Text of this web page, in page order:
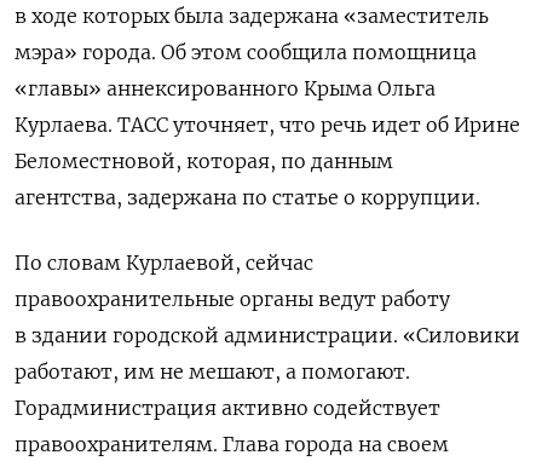
в ходе которых была задержана «заместитель
мэра» города. Об этом сообщила помощница
«главы» аннексированного Крыма Ольга
Курлаева. ТАСС уточняет, что речь идет об Ирине
Беломестновой, которая, по данным
агентства, задержана по статье о коррупции.
По словам Курлаевой, сейчас
правоохранительные органы ведут работу
в здании городской администрации. «Силовики
работают, им не мешают, а помогают.
Горадминистрация активно содействует
правоохранителям. Глава города на своем